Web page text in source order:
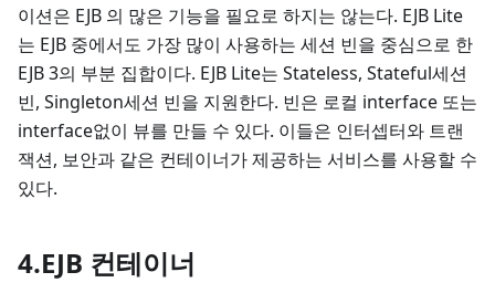
이션은 EJB 의 많은 기능을 필요로 하지는 않는다. EJB Lite
는 EJB 중에서도 가장 많이 사용하는 세션 빈을 중심으로 한
EJB 3의 부분 집합이다. EJB Lite는 Stateless, Stateful세션
빈, Singleton세션 빈을 지원한다. 빈은 로컬 interface 또는
interface없이 뷰를 만들 수 있다. 이들은 인터셉터와 트랜
잭션, 보안과 같은 컨테이너가 제공하는 서비스를 사용할 수
있다.
4.EJB 컨테이너